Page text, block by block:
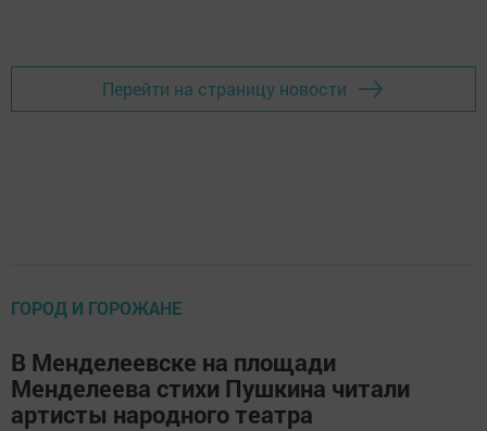
Перейти на страницу новости
ГОРОД И ГОРОЖАНЕ
В Менделеевске на площади
Менделеева стихи Пушкина читали
артисты народного театра